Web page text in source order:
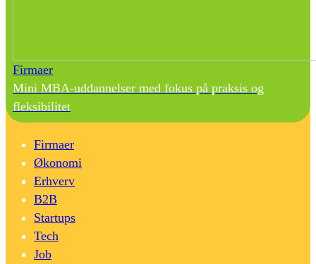
Firmaer
Mini MBA-uddannelser med fokus på praksis og
fleksibilitet
Firmaer
Økonomi
Erhverv
B2B
Startups
Tech
Job